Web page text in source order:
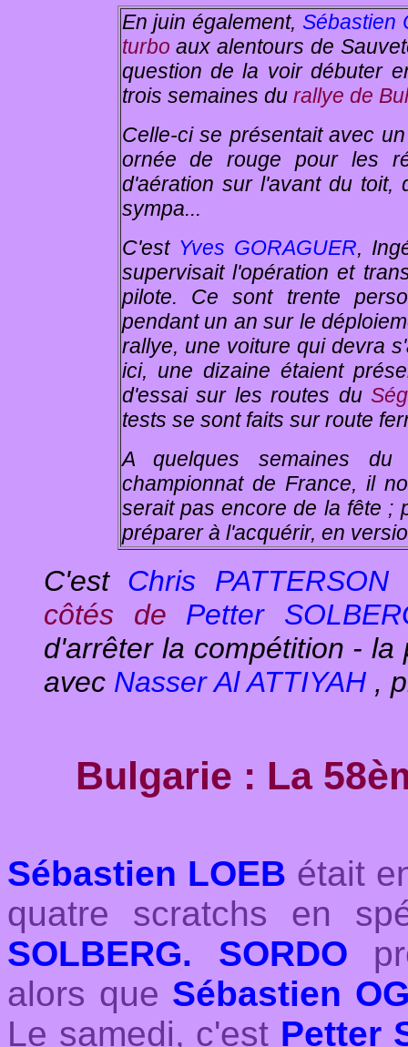
En juin également, Sébastien
turboaux alentours de
question de la voir débuter
trois semaines durallye de
Celle-ci se présentait avec
ornée de rouge pour les
d'aération sur l'avant du toit,
sympa...
C'est Yves GORAGUER,
supervisait l'opération et
pilote. Ce sont trente
pendant un an sur le
rallye, une voiture qui devra
ici, une dizaine étaient
d'essai sur les routes du
tests se sont faits sur route
A quelques semaines
championnat de France, il
serait pas encore de la fête ;
préparer à l'acquérir, en
C'est Chris PATTERSON
côtés de Petter
d'arrêter la compétition -
avec Nasser Al ATTIYAH ,
Bulgarie : La
Sébastien LOEB était
quatre scratchs en
SOLBERG. SORDO
alors que Sébastien
Le samedi, c'est Petter